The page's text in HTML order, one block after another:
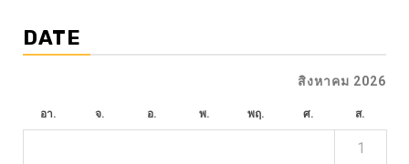
DATE
สิงหาคม 2026
อา. จ. อ. พ. พฤ. ศ. ส.
1